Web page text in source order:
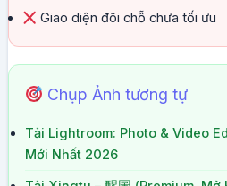
Giao diện đôi chỗ chưa tối ưu
Chụp Ảnh tương tự
Tải Lightroom: Photo & Video
Mới Nhất 2026